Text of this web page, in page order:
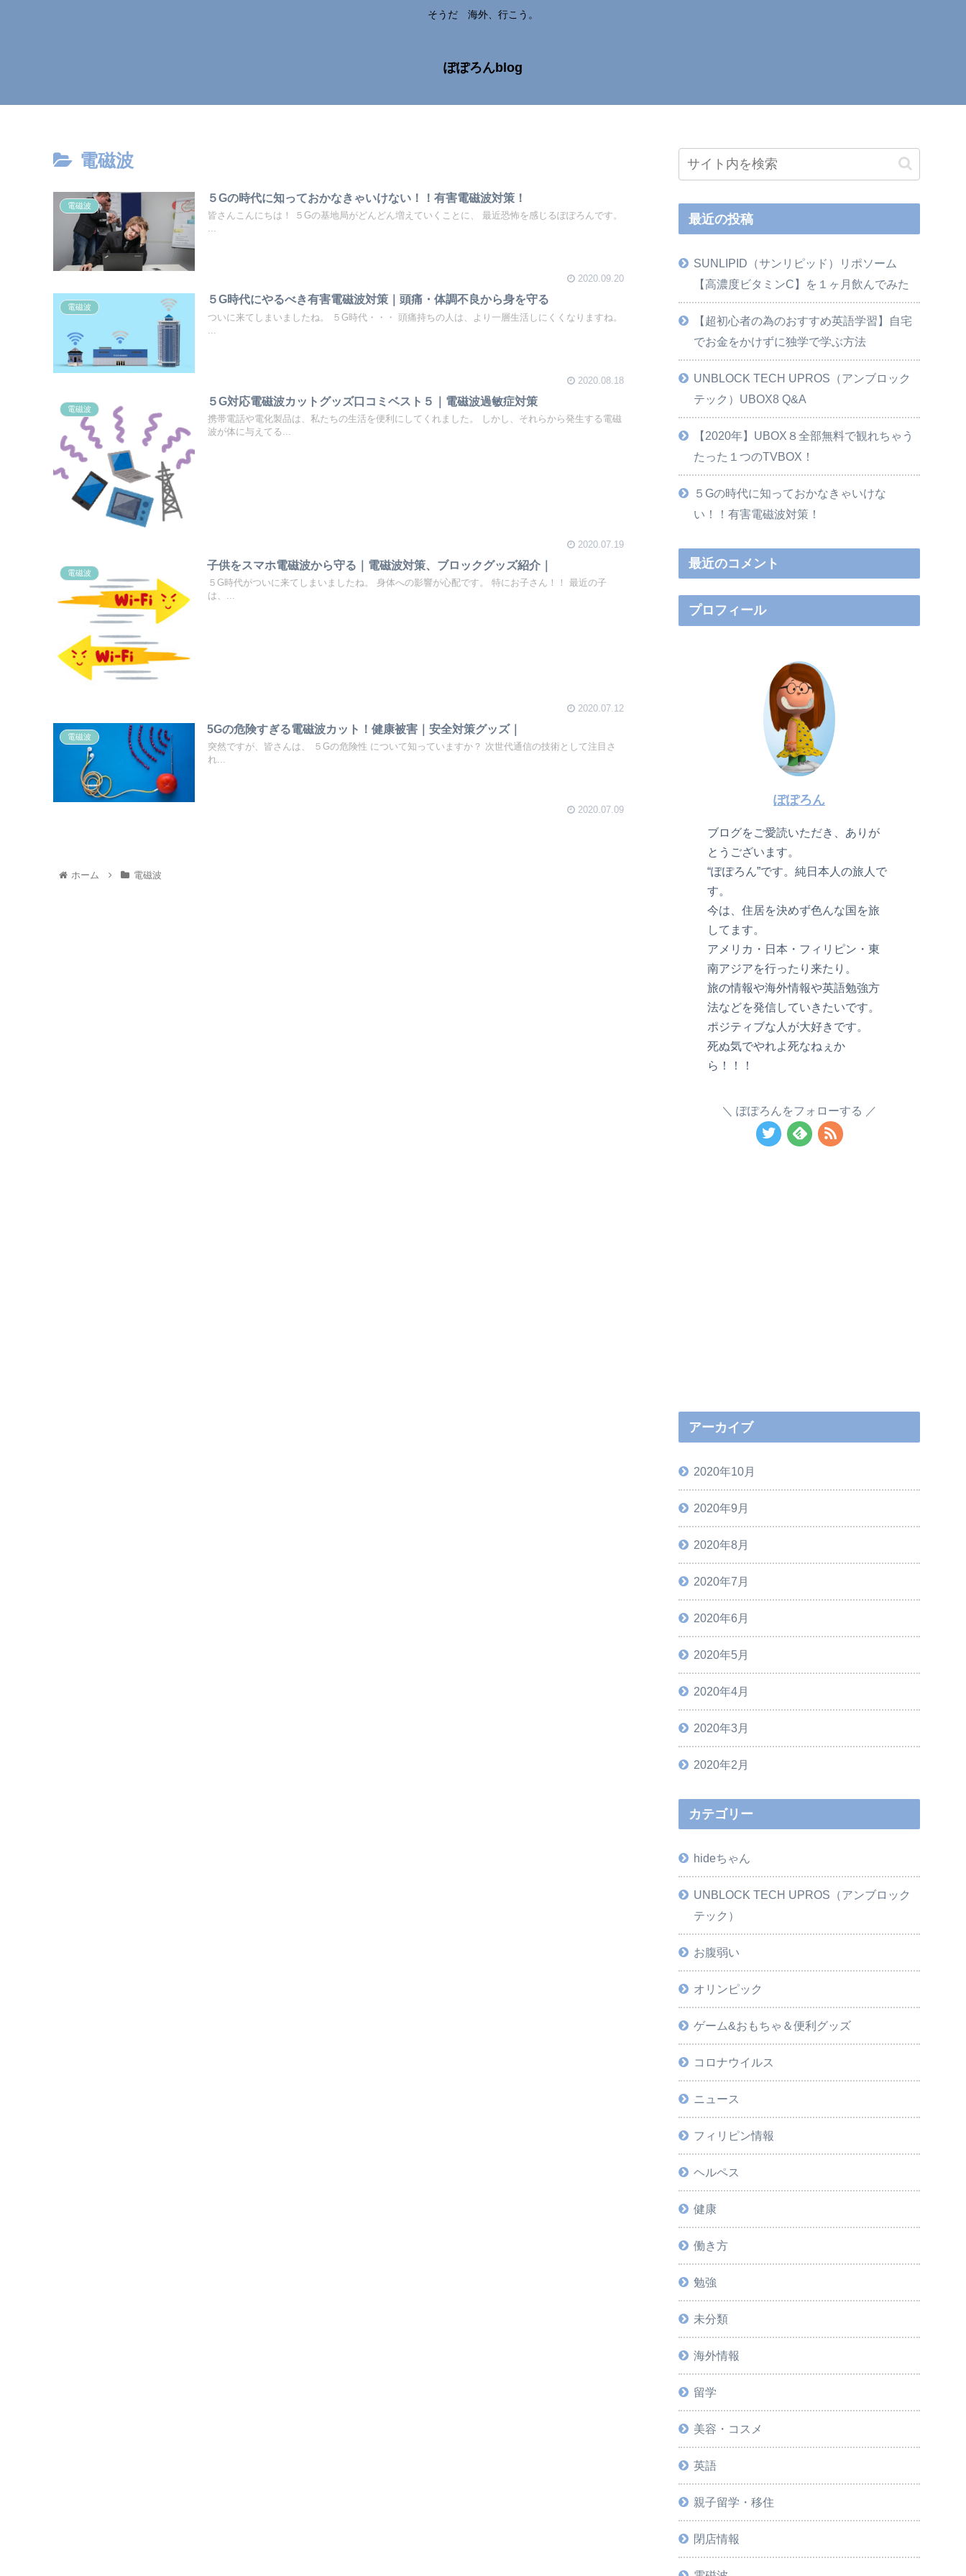
そうだ 海外、行こう。
ぽぽろんblog
電磁波
電磁波
５Gの時代に知っておかなきゃいけない！！有害電磁波対策！
皆さんこんにちは！ ５Gの基地局がどんどん増えていくことに、 最近恐怖を感じるぽぽろんです。
...
2020.09.20
電磁波
５G時代にやるべき有害電磁波対策｜頭痛・体調不良から身を守る
ついに来てしまいましたね。 ５G時代・・・ 頭痛持ちの人は、より一層生活しにくくなりますね。
2020.08.18
電磁波
５G対応電磁波カットグッズ口コミベスト５｜電磁波過敏症対策
携帯電話や電化製品は、私たちの生活を便利にしてくれました。 しかし、それらから発生する電磁
波が体に与えてる...
2020.07.19
電磁波
子供をスマホ電磁波から守る｜電磁波対策、ブロックグッズ紹介｜
５G時代がついに来てしまいましたね。 身体への影響が心配です。 特にお子さん！！ 最近の子
は、...
2020.07.12
電磁波
5Gの危険すぎる電磁波カット！健康被害｜安全対策グッズ｜
突然ですが、皆さんは、 ５Gの危険性 について知っていますか？ 次世代通信の技術として注目さ
れ...
2020.07.09
ホーム 電磁波
最近の投稿
SUNLIPID（サンリピッド）リポソーム
【高濃度ビタミンC】を１ヶ月飲んでみた
【超初心者の為のおすすめ英語学習】自宅
でお金をかけずに独学で学ぶ方法
UNBLOCK TECH UPROS（アンブロック
テック）UBOX8 Q&A
【2020年】UBOX８全部無料で観れちゃう
たった１つのTVBOX！
５Gの時代に知っておかなきゃいけな
い！！有害電磁波対策！
最近のコメント
プロフィール
ぽぽろん
ブログをご愛読いただき、ありが
とうございます。
“ぽぽろん”です。純日本人の旅人で
す。
今は、住居を決めず色んな国を旅
してます。
アメリカ・日本・フィリピン・東
南アジアを行ったり来たり。
旅の情報や海外情報や英語勉強方
法などを発信していきたいです。
ポジティブな人が大好きです。
死ぬ気でやれよ死なねぇか
ら！！！
ぽぽろんをフォローする
アーカイブ
2020年10月
2020年9月
2020年8月
2020年7月
2020年6月
2020年5月
2020年4月
2020年3月
2020年2月
カテゴリー
hideちゃん
UNBLOCK TECH UPROS（アンブロック
テック）
お腹弱い
オリンピック
ゲーム&おもちゃ＆便利グッズ
コロナウイルス
ニュース
フィリピン情報
ヘルペス
健康
働き方
勉強
未分類
海外情報
留学
美容・コスメ
英語
親子留学・移住
閉店情報